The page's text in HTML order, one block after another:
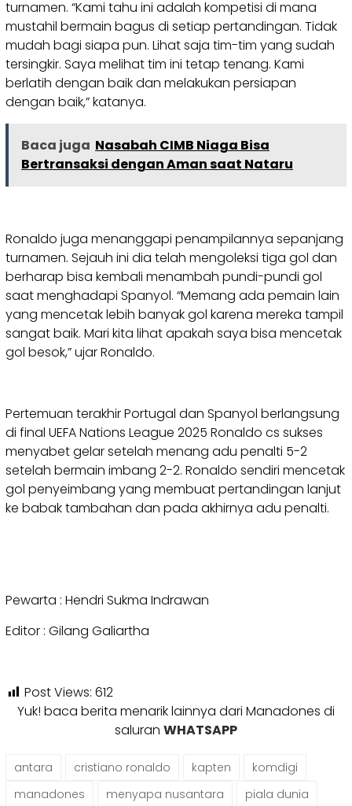
turnamen. “Kami tahu ini adalah kompetisi di mana
mustahil bermain bagus di setiap pertandingan. Tidak
mudah bagi siapa pun. Lihat saja tim-tim yang sudah
tersingkir. Saya melihat tim ini tetap tenang. Kami
berlatih dengan baik dan melakukan persiapan
dengan baik,” katanya.
Baca juga Nasabah CIMB Niaga Bisa
Bertransaksi dengan Aman saat Nataru
Ronaldo juga menanggapi penampilannya sepanjang
turnamen. Sejauh ini dia telah mengoleksi tiga gol dan
berharap bisa kembali menambah pundi-pundi gol
saat menghadapi Spanyol. “Memang ada pemain lain
yang mencetak lebih banyak gol karena mereka tampil
sangat baik. Mari kita lihat apakah saya bisa mencetak
gol besok,” ujar Ronaldo.
Pertemuan terakhir Portugal dan Spanyol berlangsung
di final UEFA Nations League 2025 Ronaldo cs sukses
menyabet gelar setelah menang adu penalti 5-2
setelah bermain imbang 2-2. Ronaldo sendiri mencetak
gol penyeimbang yang membuat pertandingan lanjut
ke babak tambahan dan pada akhirnya adu penalti.
Pewarta : Hendri Sukma Indrawan
Editor : Gilang Galiartha
Post Views: 612
Yuk! baca berita menarik lainnya dari Manadones di
saluran WHATSAPP
antara cristiano ronaldo kapten
komdigi
manadones
menyapa nusantara
piala dunia